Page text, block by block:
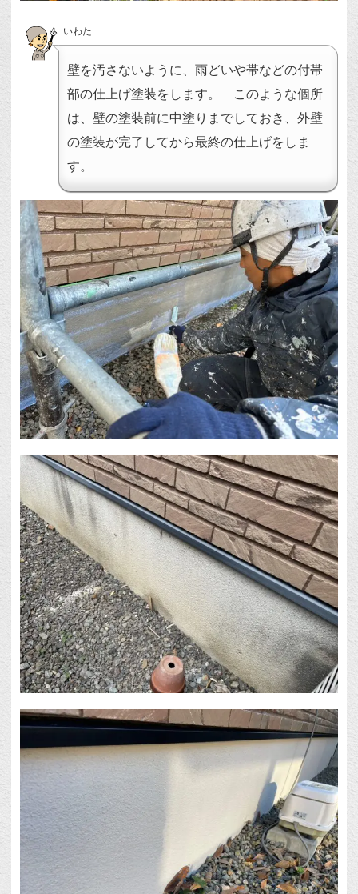
いわた
壁を汚さないように、雨どいや帯などの付帯
部の仕上げ塗装をします。 このような個所
は、壁の塗装前に中塗りまでしておき、外壁
の塗装が完了してから最終の仕上げをしま
す。